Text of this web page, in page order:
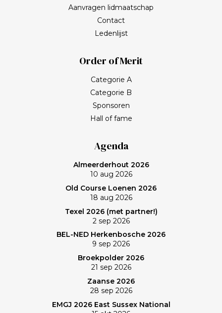
Aanvragen lidmaatschap
Contact
Ledenlijst
Order of Merit
Categorie A
Categorie B
Sponsoren
Hall of fame
Agenda
Almeerderhout 2026
10 aug 2026
Old Course Loenen 2026
18 aug 2026
Texel 2026 (met partner!)
2 sep 2026
BEL-NED Herkenbosche 2026
9 sep 2026
Broekpolder 2026
21 sep 2026
Zaanse 2026
28 sep 2026
EMGJ 2026 East Sussex National